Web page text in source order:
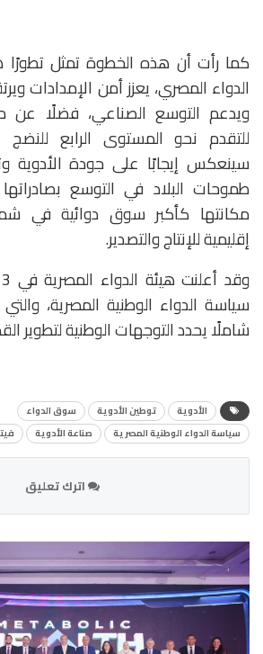
كما رأت أن هذه الخطوة تمثل تطورًا
الدواء المصري، يعزز أمن الإمدادات
ويدعم التوسع الصناعي، فضلًا
للتقدم نحو المستوى الرابع
سينعكس إيجابًا على جودة الأدوية
طموحات البلاد في التوسع بصادراتها
مكانتها كأكبر سوق دوائية في
إقليمية للإنتاج والتصدير.
سياسة الدواء الوطنية المصرية، والتي
شاملًا يحدد التوجهات الوطنية لتطوير
الأدوية توطين الأدوية
سوق الدواء
سياسة الدواء الوطنية المصرية
صناعة الأدوية
اترك تعليق